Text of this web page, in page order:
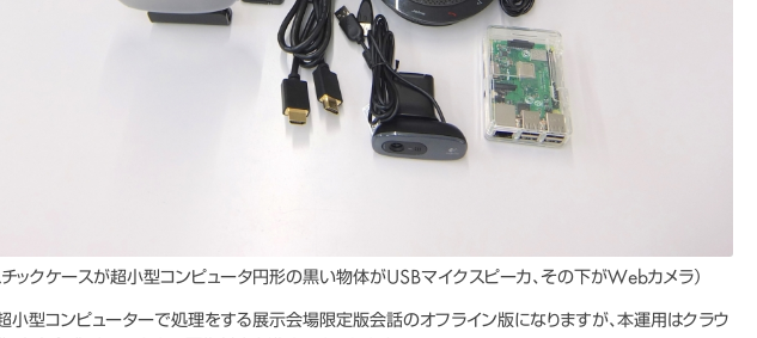
チックケースが超小型コンピュータ円形の黒い物体がUSBマイクスピーカ、その下がWebカメラ）
小型コンピューターで処理をする展示会場限定版会話のオフライン版になりますが、本運用はクラウ